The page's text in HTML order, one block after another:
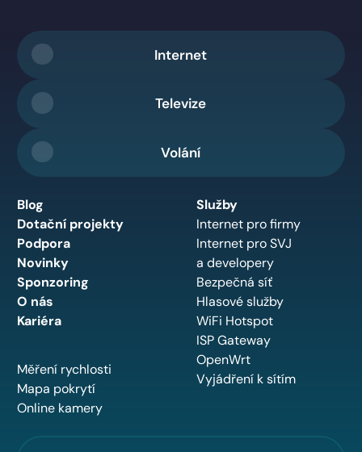
Internet
Televize
Volání
Blog
Dotační projekty
Podpora
Novinky
Sponzoring
O nás
Kariéra
Měření rychlosti
Mapa pokrytí
Online kamery
Služby
Internet pro firmy
Internet pro SVJ
a developery
Bezpečná síť
Hlasové služby
WiFi Hotspot
ISP Gateway
OpenWrt
Vyjádření k sítím